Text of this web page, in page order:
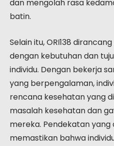
dan mengolah rasa
batin.
Selain itu, ORI138
dengan kebutuhan dan
individu. Dengan bekerja
yang berpengalaman,
rencana kesehatan yang
masalah kesehatan dan
mereka. Pendekatan yang
memastikan bahwa